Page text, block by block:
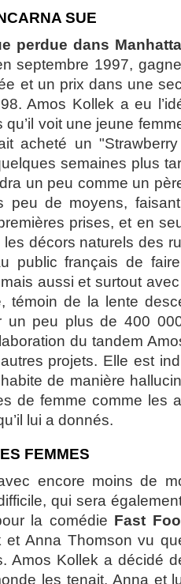
SUE
perdue dans
septembre 1997,
et un prix dans une
Amos Kollek a eu
qu’il voit une jeune
acheté un
semaines plus
un peu comme un
peu de moyens,
prises, et en
les décors naturels des
public français de
aussi et surtout
témoin de la lente
un peu plus de 400
du tandem
projets. Elle est
de manière
de femme comme les
lui a donnés.
FEMMES
encore moins de
qui sera
la comédie Fast
et Anna Thomson vu
Amos Kollek a décidé
les tenait, Anna et